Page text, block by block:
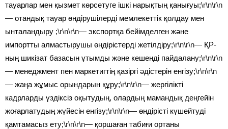
тауарлар мен қызмет көрсетуге ішкі нарықтың қанығуы;\r\n\r\n
— отандық тауар өндірушілерді мемлекеттік қолдау мен
ынталандыру ;\r\n\r\n— экспортқа бейімделген және
импортты алмастырушы өндірістерді жетілдіру;\r\n\r\n— ҚР-
ның шикізат базасын ұтымды және кешенді пайдалану;\r\n\r\n
— менеджмент пен маркетигтің қазіргі әдістерін енгізу;\r\n\r\n
— жаңа жұмыс орындарын құру;\r\n\r\n— жергілікті
кадрларды үздіксіз оқытудың, олардың мамандық деңгейін
жоғарлатудың жүйесін енгізу;\r\n\r\n— өндірісті күшейтуді
қамтамасыз ету;\r\n\r\n— қоршаған табиғи ортаны